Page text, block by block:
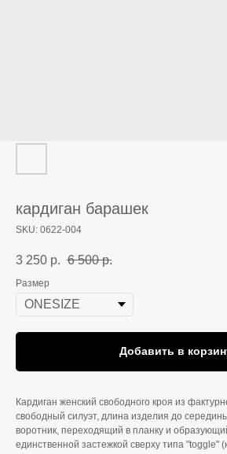
кардиган барашек
SKU: 0622-004
3 250 р. 6 500 р.
Размер
Добавить в
Кардиган женский свободного кроя из
свободный силуэт, длина изделия до
воротник, переходящий в планку и
единственной застежкой сверху типа "toggle"